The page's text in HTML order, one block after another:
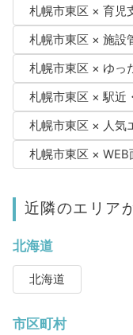
札幌市東区 × 育児
札幌市東区 × 施設
札幌市東区 × ゆっ
札幌市東区 × 駅近
札幌市東区 × 人気
札幌市東区 × WEB
近隣のエリア
北海道
北海道
市区町村